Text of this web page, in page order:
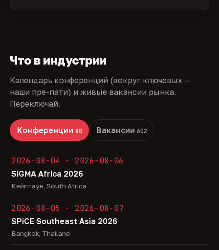
Что в индустрии
Календарь конференций (вокруг ключевых —
наши пре-пати) и живые вакансии рынка.
Переключай.
Конференции 88 Вакансии 602
2026-08-04 - 2026-08-06
SiGMA Africa 2026
Кейптаун, South Africa
2026-08-05 - 2026-08-07
SPiCE Southeast Asia 2026
Bangkok, Thailand